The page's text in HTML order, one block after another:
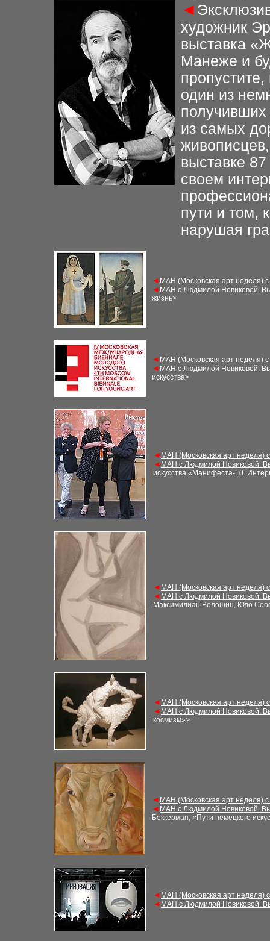
◄
художник
выставка
Манеже и
один из
из самых
выставке
своем
пути и том,
нарушая
◄ МАН (Московская арт неделя)
◄ МАН с Людмилой Новиковой.
жизнь>
◄ МАН (Московская арт неделя)
◄ МАН с Людмилой Новиковой.
искусства>
◄ МАН (Московская арт неделя)
◄ МАН с Людмилой Новиковой.
искусства «Манифеста-10.
◄ МАН (Московская арт неделя)
◄ МАН с Людмилой Новиковой.
Максимилиан Волошин, Юло
◄ МАН (Московская арт неделя)
◄ МАН с Людмилой Новиковой.
космизм»>
◄ МАН (Московская арт неделя)
◄ МАН с Людмилой Новиковой.
Беккерман, «Пути немецкого
◄ МАН (Московская арт неделя)
◄ МАН с Людмилой Новиковой.